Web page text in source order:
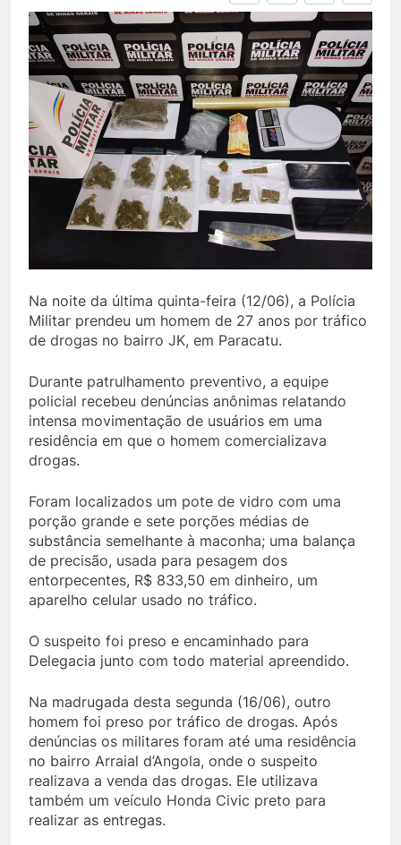
Na noite da última quinta-feira (12/06), a Polícia
Militar prendeu um homem de 27 anos por tráfico
de drogas no bairro JK, em Paracatu.
Durante patrulhamento preventivo, a equipe
policial recebeu denúncias anônimas relatando
intensa movimentação de usuários em uma
residência em que o homem comercializava
drogas.
Foram localizados um pote de vidro com uma
porção grande e sete porções médias de
substância semelhante à maconha; uma balança
de precisão, usada para pesagem dos
entorpecentes, R$ 833,50 em dinheiro, um
aparelho celular usado no tráfico.
O suspeito foi preso e encaminhado para
Delegacia junto com todo material apreendido.
Na madrugada desta segunda (16/06), outro
homem foi preso por tráfico de drogas. Após
denúncias os militares foram até uma residência
no bairro Arraial d’Angola, onde o suspeito
realizava a venda das drogas. Ele utilizava
também um veículo Honda Civic preto para
realizar as entregas.